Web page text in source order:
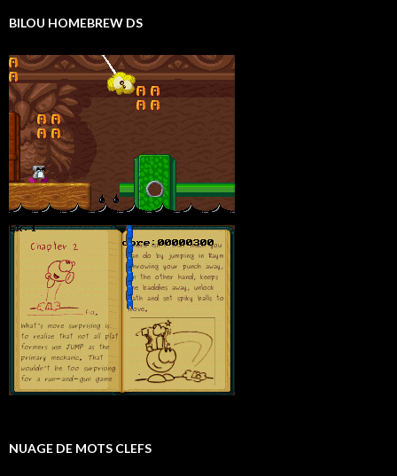
BILOU HOMEBREW DS
NUAGE DE MOTS CLEFS